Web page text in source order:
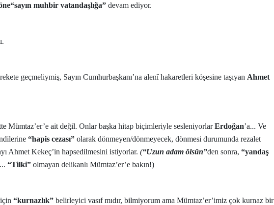
“sayın muhbir vatandaşlığa” devam ediyor.
geçmeliymiş, Sayın Cumhurbaşkanı’na alenî hakaretleri köşesine taşıyan Ahmet
Mümtaz’er’e ait değil. Onlar başka hitap biçimleriyle sesleniyorlarErdoğan’a... Ve
“hapis cezası” olarak dönmeyen/dönmeyecek, dönmesi durumunda rezalet
Ahmet Kekeç’in hapsedilmesini istiyorlar. (“Uzun adam ölsün”den sonra, “yandaş
“Tilki” olmayan delikanlı Mümtaz’er’e bakın!)
“kurnazlık” belirleyici vasıf mıdır, bilmiyorum ama Mümtaz’er’imiz çok kurnaz bir